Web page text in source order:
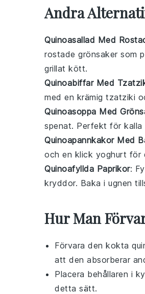
Andra
Quinoasallad Med
rostade grönsaker som
grillat kött.
Quinoabiffar Med
med en krämig tzatziki
Quinoasoppa Med
spenat. Perfekt för kalla
Quinoapannkakor Med
och en klick yoghurt för
Quinoafyllda Paprikor:
kryddor. Baka i ugnen
Hur Man
Förvara den kokta
att den absorberar
Placera behållaren i
detta sätt.